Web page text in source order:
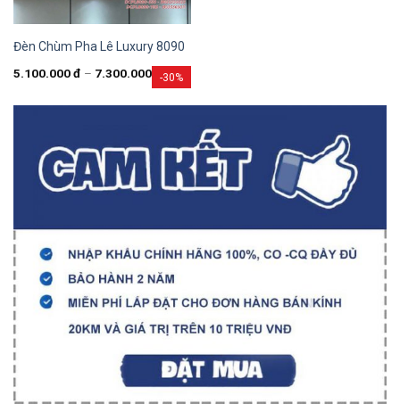
-30%
Đèn Chùm Pha Lê Luxury 8090
5.100.000đ – 7.300.000